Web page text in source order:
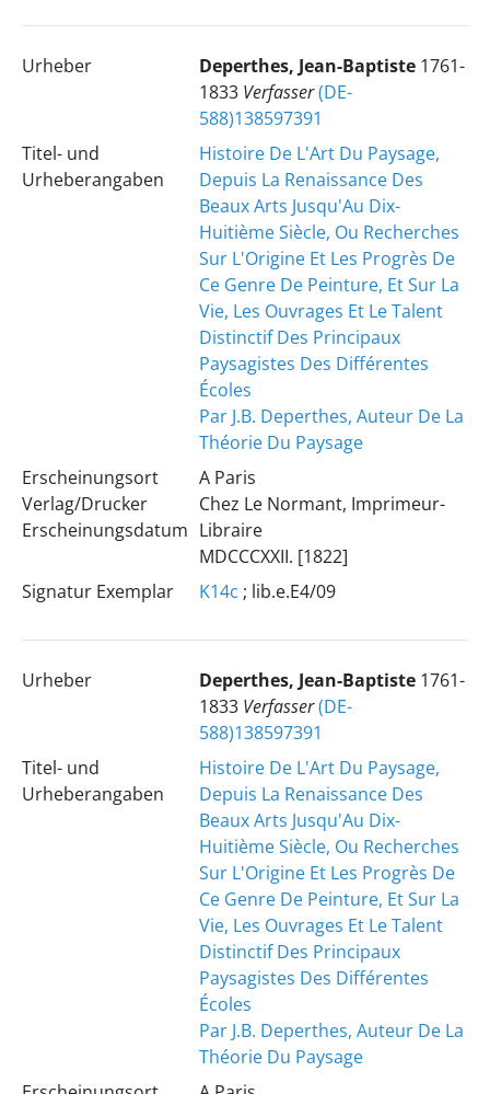
Urheber Deperthes, Jean-Baptiste 1761-
1833 Verfasser(DE-
588)138597391
Titel- und
Urheberangaben
Histoire De L'Art Du Paysage,
Depuis La Renaissance Des
Beaux Arts Jusqu'Au Dix-
Huitième Siècle, Ou Recherches
Sur L'Origine Et Les Progrès De
Ce Genre De Peinture, Et Sur La
Vie, Les Ouvrages Et Le Talent
Distinctif Des Principaux
Paysagistes Des Différentes
Écoles
Par J.B. Deperthes, Auteur De La
Théorie Du Paysage
Erscheinungsort
Verlag/Drucker
Erscheinungsdatum
A Paris
Chez Le Normant, Imprimeur-
Libraire
MDCCCXXII. [1822]
Signatur Exemplar
K14c ; lib.e.E4/09
Urheber Deperthes, Jean-Baptiste 1761-
1833 Verfasser(DE-
588)138597391
Titel- und
Urheberangaben
Histoire De L'Art Du Paysage,
Depuis La Renaissance Des
Beaux Arts Jusqu'Au Dix-
Huitième Siècle, Ou Recherches
Sur L'Origine Et Les Progrès De
Ce Genre De Peinture, Et Sur La
Vie, Les Ouvrages Et Le Talent
Distinctif Des Principaux
Paysagistes Des Différentes
Écoles
Par J.B. Deperthes, Auteur De La
Théorie Du Paysage